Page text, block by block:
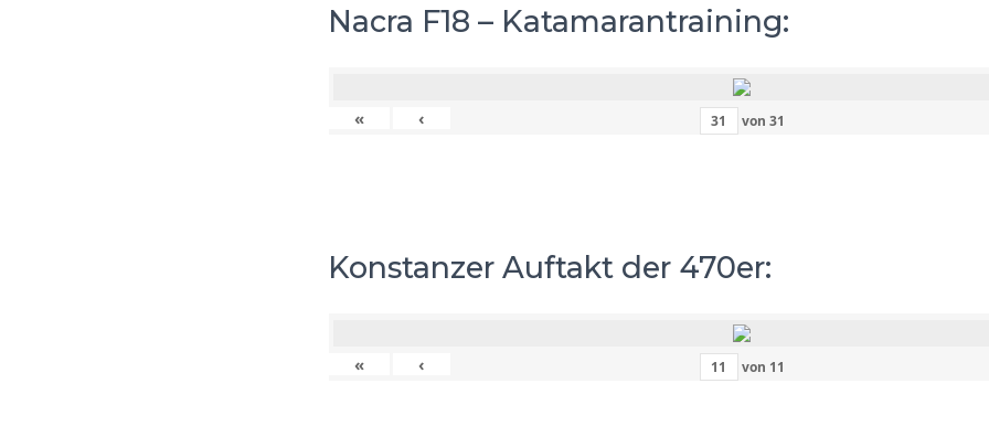
Nacra F18 – Katamarantraining:
« ‹ von 31
Konstanzer Auftakt der 470er:
« ‹ von 11